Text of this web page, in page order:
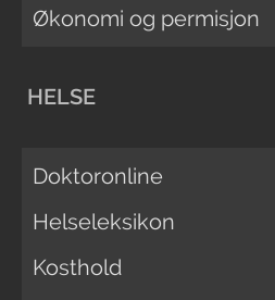
Økonomi og permisjon
HELSE
Doktoronline
Helseleksikon
Kosthold